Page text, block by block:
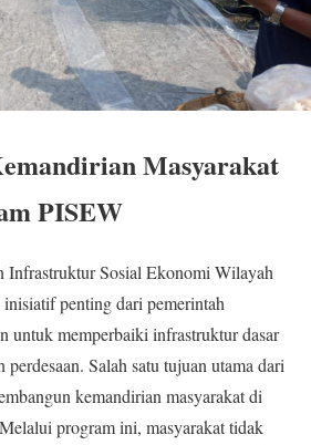
Masyarakat
PISEW
Infrastruktur Sosial Ekonomi Wilayah
penting dari pemerintah
untuk memperbaiki infrastruktur dasar
Salah satu tujuan utama dari
kemandirian masyarakat di
program ini, masyarakat tidak